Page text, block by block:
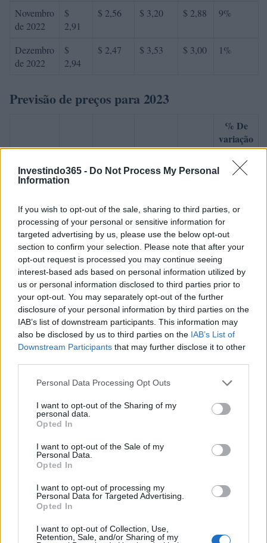
Investindo365 - Do Not Process My Personal
Information
If you wish to opt-out of the sale, sharing to third parties, or
processing of your personal or sensitive information for
targeted advertising by us, please use the below opt-out
section to confirm your selection. Please note that after your
opt-out request is processed you may continue seeing
interest-based ads based on personal information utilized by
us or personal information disclosed to third parties prior to
your opt-out. You may separately opt-out of the further
disclosure of your personal information by third parties on the
IAB’s list of downstream participants. This information may
also be disclosed by us to third parties on the IAB’s List of
Downstream Participants that may further disclose it to other
Please note that this website/app uses one or more Google
not limited to your visit or usage behaviour. You may click to
grant or deny consent to Google and its third-party tags to
use your data for below specified purposes in below Google
consent section.
Personal Data Processing Opt Outs
I want to opt-out of the Sharing of my
personal data.
Opted In
I want to opt-out of the Sale of my
Personal Data.
Opted In
I want to opt-out of processing my
Personal Data for Targeted Advertising.
Opted In
I want to opt-out of Collection, Use,
Retention, Sale, and/or Sharing of my
Novembro
de 2022
$
2,91
$ 2,56 $ 3,20 $ 2,88 9%
Dezembro
de 2022
$
2,94
$ 2,47 $ 3,53 $ 3,00 1%
Previsão de preços para 2023
Encontro Preço Mínimo Máximo Média
% De
variação
mensal
Janeiro de
$
$ 2,82 $ 3,51 $ 3,16 2%
Fevereiro
de 2023
$
3,42
$ 2,80 $ 3,90 $ 3,35 14%
Março de
2023
$
3,52
$ 2,85 $ 3,95 $ 3,40 3%
Abril de
2023
$
3,21
$ 2,76 $ 3,75 $ 3,25 -9%
Maio de
2023
$
2,79
$ 2,51 $ 3,26 $ 2,89 -13%
2,90
3,19
Setembro
de 2023
$
3,67
Outubro
$